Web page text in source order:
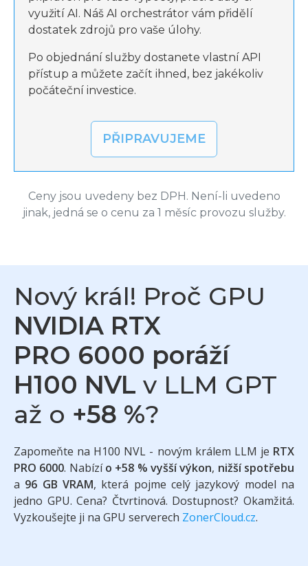
využití AI. Náš AI orchestrátor vám přidělí
dostatek zdrojů pro vaše úlohy.
Po objednání služby dostanete vlastní API
přístup a můžete začít ihned, bez jakékoliv
počáteční investice.
PŘIPRAVUJEME
Ceny jsou uvedeny bez DPH. Není-li uvedeno
jinak, jedná se o cenu za 1 měsíc provozu služby.
Nový král! Proč GPU
NVIDIA RTX
PRO 6000 poráží
H100 NVL v LLM GPT
až o +58 %?
Zapomeňte na H100 NVL - novým králem LLM je RTX
PRO 6000. Nabízío +58 % vyšší výkon, nižší spotřebu
a 96 GB VRAM, která pojme celý jazykový model na
jedno GPU. Cena? Čtvrtinová. Dostupnost? Okamžitá.
Vyzkoušejte ji na GPU serverech ZonerCloud.cz.